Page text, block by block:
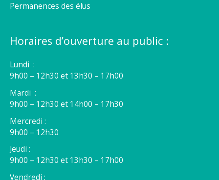
Permanences des élus
Horaires d’ouverture au public :
Lundi :
9h00 – 12h30 et 13h30 – 17h00
Mardi :
9h00 – 12h30 et 14h00 – 17h30
Mercredi :
9h00 – 12h30
Jeudi :
9h00 – 12h30 et 13h30 – 17h00
Vendredi :